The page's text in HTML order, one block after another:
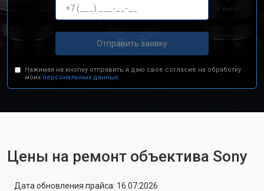
Отправить заявку
Нажимая на кнопку отправить я даю свое согласие на обработку
моих персональных данных.
Цены на ремонт объектива Sony
Дата обновления прайса: 16.07.2026